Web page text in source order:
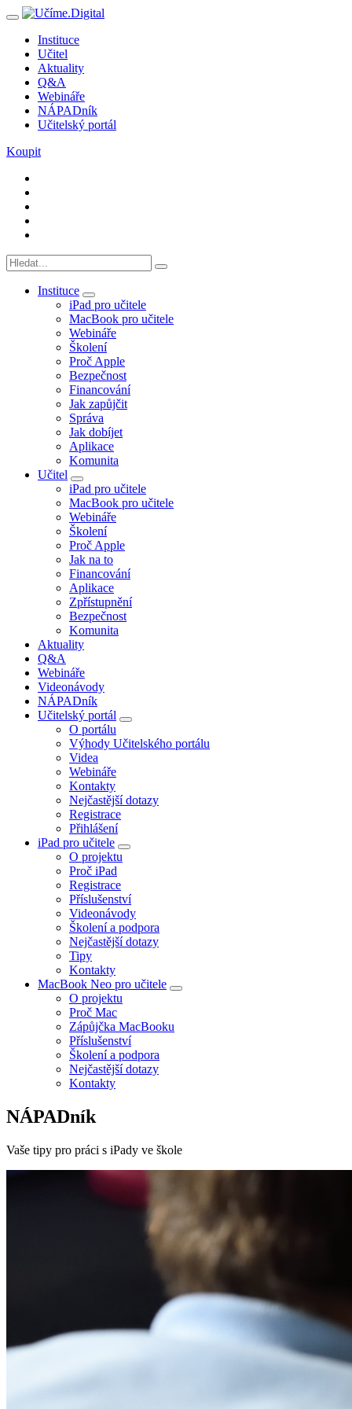
Instituce
Učitel
Aktuality
Q&A
Webináře
NÁPADník
Učitelský portál
Koupit
Instituce
iPad pro učitele
MacBook pro učitele
Webináře
Školení
Proč Apple
Bezpečnost
Financování
Jak zapůjčit
Správa
Jak dobíjet
Aplikace
Komunita
Učitel
iPad pro učitele
MacBook pro učitele
Webináře
Školení
Proč Apple
Jak na to
Financování
Aplikace
Zpřístupnění
Bezpečnost
Komunita
Aktuality
Q&A
Webináře
Videonávody
NÁPADník
Učitelský portál
O portálu
Výhody Učitelského portálu
Videa
Webináře
Kontakty
Nejčastější dotazy
Registrace
Přihlášení
iPad pro učitele
O projektu
Proč iPad
Registrace
Příslušenství
Videonávody
Školení a podpora
Nejčastější dotazy
Tipy
Kontakty
MacBook Neo pro učitele
O projektu
Proč Mac
Zápůjčka MacBooku
Příslušenství
Školení a podpora
Nejčastější dotazy
Kontakty
NÁPADník
Vaše tipy pro práci s iPady ve škole